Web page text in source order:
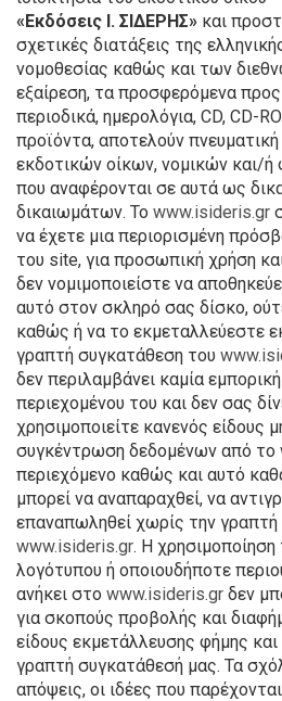
«Εκδόσεις Ι. ΣΙΔΕΡΗΣ» και
σχετικές διατάξεις της
νομοθεσίας καθώς και των
εξαίρεση, τα προσφερόμενα
περιοδικά, ημερολόγια, CD, CD-
προϊόντα, αποτελούν
εκδοτικών οίκων, νομικών και/
που αναφέρονται σε αυτά ως
δικαιωμάτων. Το www.isideris.gr
να έχετε μια περιορισμένη
του site, για προσωπική χρήση
δεν νομιμοποιείστε να
αυτό στον σκληρό σας δίσκο,
καθώς ή να το εκμεταλλεύεστε
γραπτή συγκατάθεση του
δεν περιλαμβάνει καμία
περιεχομένου του και δεν σας
χρησιμοποιείτε κανενός είδους
συγκέντρωση δεδομένων από το
περιεχόμενο καθώς και αυτό
μπορεί να αναπαραχθεί, να
επαναπωληθεί χωρίς την
www.isideris.gr. Η
λογότυπου ή οποιουδήποτε
ανήκει στο www.isideris.gr δεν
για σκοπούς προβολής και
είδους εκμετάλλευσης φήμης
γραπτή συγκατάθεσή μας. Τα
απόψεις, οι ιδέες που